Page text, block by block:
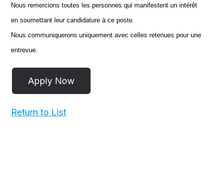
Nous remercions toutes les personnes qui manifestent un intérêt
en soumettant leur candidature à ce poste.
Nous communiquerons uniquement avec celles retenues pour une
entrevue.
Return to List